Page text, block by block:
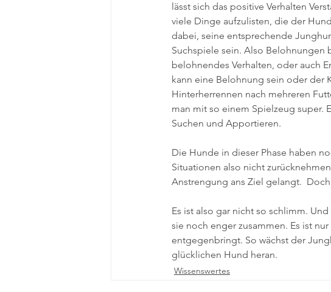
lässt sich das positive Verhalten
viele Dinge aufzulisten, die der
dabei, seine entsprechende
Suchspiele sein. Also
belohnendes Verhalten, oder auch
kann eine Belohnung sein oder der
Hinterherrennen nach mehreren
man mit so einem Spielzeug super.
Suchen und Apportieren.
Die Hunde in dieser Phase haben
Situationen also nicht
Anstrengung ans Ziel gelangt.
Es ist also gar nicht so schlimm.
sie noch enger zusammen. Es ist
entgegenbringt. So wächst der
glücklichen Hund heran.
Wissenswertes